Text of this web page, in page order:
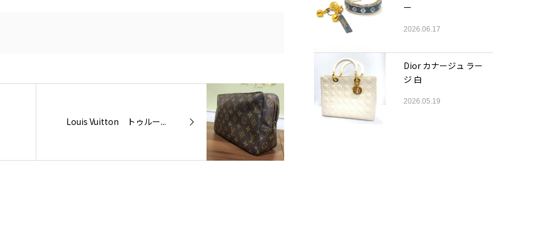
Louis Vuitton トゥルー...
ー
2026.06.17
Dior カナージュ ラー
ジ 白
2026.05.19